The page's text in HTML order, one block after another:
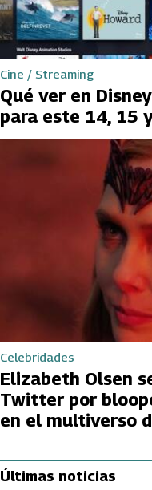
Cine / Streaming
Qué ver en
para este 14, 15
Celebridades
Elizabeth Olsen
Twitter por
en el multiverso
Últimas noticias